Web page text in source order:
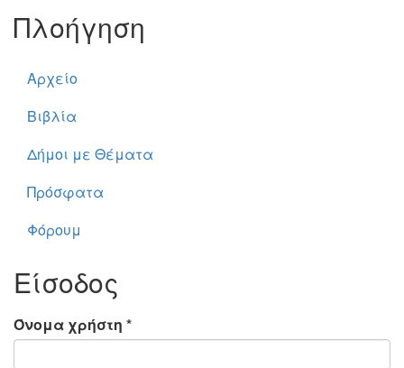
Πλοήγηση
Αρχείο
Βιβλία
Δήμοι με Θέματα
Πρόσφατα
Φόρουμ
Είσοδος
Όνομα χρήστη *